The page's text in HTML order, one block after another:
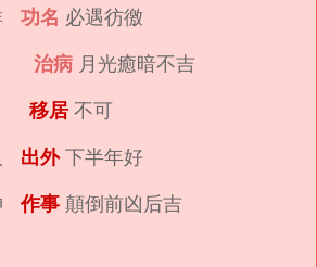
功名 必遇彷徼
治病 月光癒暗不吉
移居 不可
出外下半年好
作事 顛倒前凶后吉